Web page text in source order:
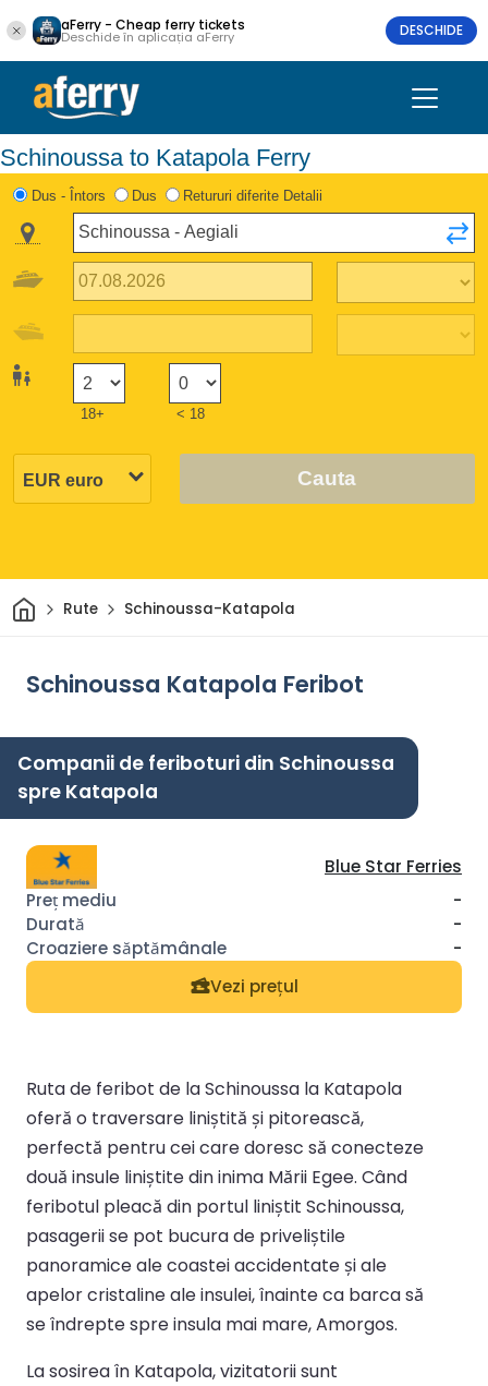
aFerry - Cheap ferry tickets
Deschide în aplicația aFerry DESCHIDE
Schinoussa to Katapola Ferry
Dus - Întors Dus Retururi diferite Detalii
18+ < 18
Cauta
AcasăRute Schinoussa-Katapola
Schinoussa Katapola Feribot
Companii de feriboturi din Schinoussa
spre Katapola
Blue Star Ferries
-
-
-
Vezi prețul
Ruta de feribot de la Schinoussa la Katapola
oferă o traversare liniștită și pitorească,
perfectă pentru cei care doresc să conecteze
două insule liniștite din inima Mării Egee. Când
feribotul pleacă din portul liniștit Schinoussa,
pasagerii se pot bucura de priveliștile
panoramice ale coastei accidentate și ale
apelor cristaline ale insulei, înainte ca barca să
se îndrepte spre insula mai mare, Amorgos.
La sosirea în Katapola, vizitatorii sunt